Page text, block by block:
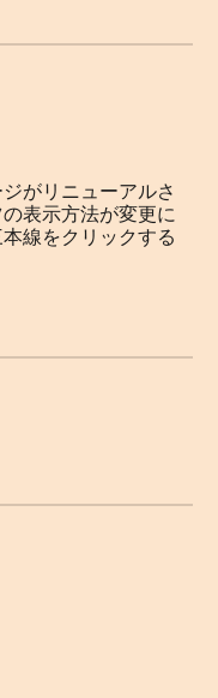
がリニューアルさ
表示方法が変更に
線をクリックする